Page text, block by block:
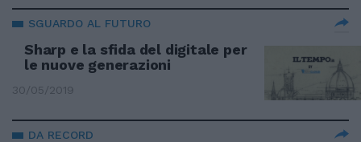
SGUARDO AL FUTURO
Sharp e la sfida del digitale per
le nuove generazioni
30/05/2019
DA RECORD